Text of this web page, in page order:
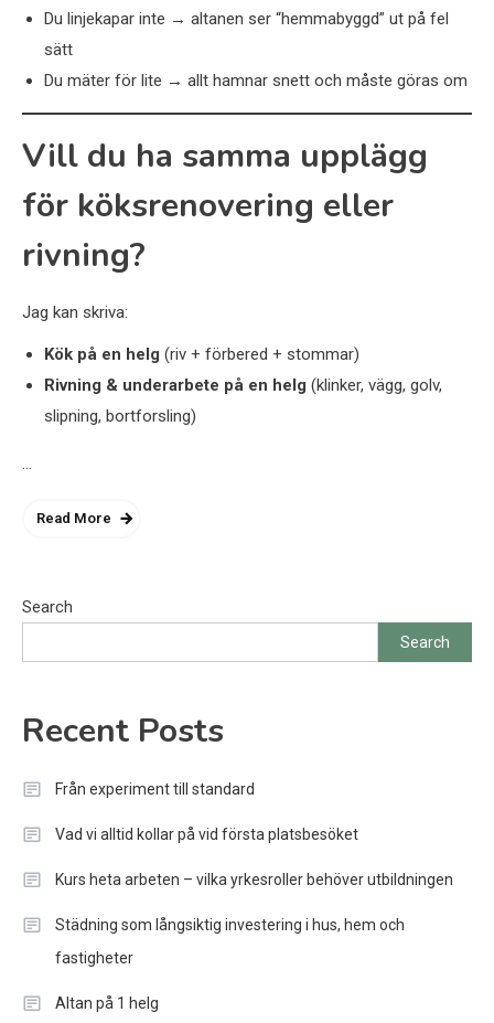
Du linjekapar inte → altanen ser “hemmabyggd” ut på fel
sätt
Du mäter för lite → allt hamnar snett och måste göras om
Vill du ha samma upplägg
för köksrenovering eller
rivning?
Jag kan skriva:
Kök på en helg (riv + förbered + stommar)
Rivning & underarbete på en helg (klinker, vägg, golv,
slipning, bortforsling)
…
Read More
Search
Search
Recent Posts
Från experiment till standard
Vad vi alltid kollar på vid första platsbesöket
Kurs heta arbeten – vilka yrkesroller behöver utbildningen
Städning som långsiktig investering i hus, hem och
fastigheter
Altan på 1 helg